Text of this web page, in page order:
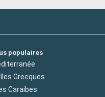
populaires
Grecques
Caraibes